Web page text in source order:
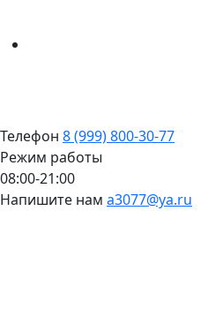
Телефон 8 (999) 800-30-77
Режим работы
08:00-21:00
Напишите нам a3077@ya.ru